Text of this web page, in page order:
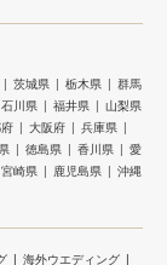
茨城県 栃木県
群馬
石川県 福井県
山梨県
大阪府
兵庫県
徳島県 香川県
愛
宮崎県 鹿児島県
沖縄
海外ウエディング